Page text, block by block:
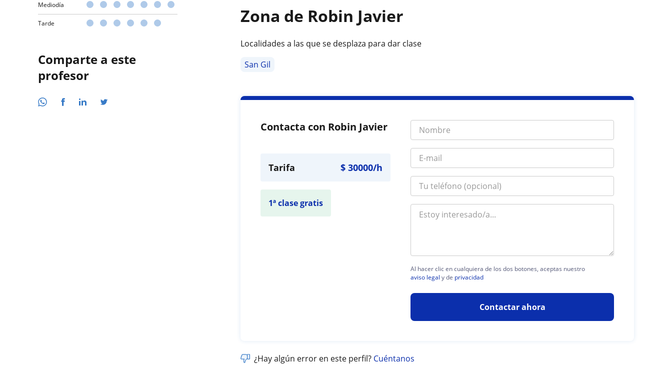
Mediodía
Tarde
Comparte a este
profesor
Zona de Robin Javier
Localidades a las que se desplaza para dar clase
San Gil
Contacta con Robin Javier
Tarifa $30000/h
1ª clase gratis
Al hacer clic en cualquiera de los dos botones, aceptas nuestro
aviso legal y de privacidad
Contactar ahora
¿Hay algún error en este perfil? Cuéntanos